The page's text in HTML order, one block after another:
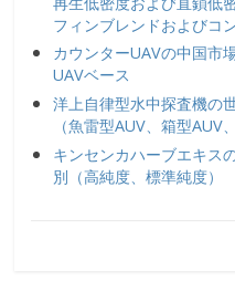
フィンブレンドおよびコ
カウンターUAVの中国市
UAVベース
洋上自律型水中探査機の
（魚雷型AUV、箱型AUV
キンセンカハーブエキス
別（高純度、標準純度）